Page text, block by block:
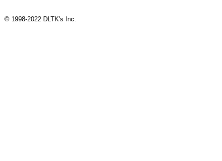
© 1998-2022 DLTK's Inc.